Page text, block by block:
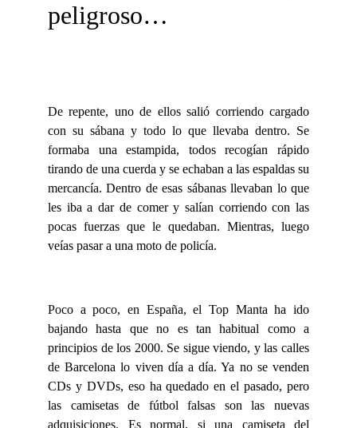
peligroso…
De repente, uno de ellos salió corriendo cargado
con su sábana y todo lo que llevaba dentro. Se
formaba una estampida, todos recogían rápido
tirando de una cuerda y se echaban a las espaldas su
mercancía. Dentro de esas sábanas llevaban lo que
les iba a dar de comer y salían corriendo con las
pocas fuerzas que le quedaban. Mientras, luego
veías pasar a una moto de policía.
Poco a poco, en España, el Top Manta ha ido
bajando hasta que no es tan habitual como a
principios de los 2000. Se sigue viendo, y las calles
de Barcelona lo viven día a día. Ya no se venden
CDs y DVDs, eso ha quedado en el pasado, pero
las camisetas de fútbol falsas son las nuevas
adquisiciones. Es normal, si una camiseta del